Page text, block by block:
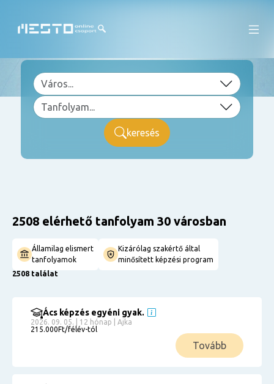
keresés
2508 elérhető tanfolyam 30 városban
Államilag elismert
tanfolyamok
Kizárólag szakértő által
minősített képzési program
2508 találat
Ács képzés egyéni gyak.
2026. 09. 05. | 12 hónap | Ajka
215.000Ft/félév-tól
Tovább